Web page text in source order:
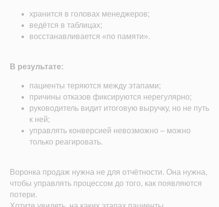
хранится в головах менеджеров;
ведётся в таблицах;
восстанавливается «по памяти».
В результате:
пациенты теряются между этапами;
причины отказов фиксируются нерегулярно;
руководитель видит итоговую выручку, но не путь
к ней;
управлять конверсией невозможно – можно
только реагировать.
Воронка продаж нужна не для отчётности. Она нужна,
чтобы управлять процессом до того, как появляются
потери.